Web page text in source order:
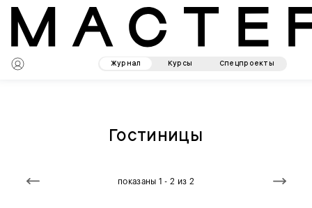
Журнал Курсы Спецпроекты
Гостиницы
показаны 1 - 2 из 2